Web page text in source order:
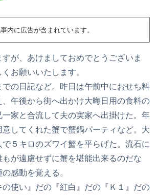
内に広告が含まれています。
すが、あけましておめでとうございま
お願いいたします。
での日記など。昨日は午前中におせち料
午後から街へ出かけ大晦日用の食料の
一家と合流して夫の実家へ出掛けた。年
してくれた蟹で蟹鍋パーティなど。大
で５キロのズワイ蟹を平らげた。流石に
が遠慮せずに蟹を堪能出来るのだな
感動を覚える。
使い』だの『紅白』だの『Ｋ１』だの